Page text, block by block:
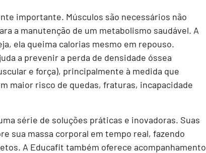
importante. Músculos são necessários não
a manutenção de um metabolismo saudável. A
ela queima calorias mesmo em repouso.
a prevenir a perda de densidade óssea
e força), principalmente à medida que
maior risco de quedas, fraturas, incapacidade
série de soluções práticas e inovadoras. Suas
sua massa corporal em tempo real, fazendo
A Educafit também oferece acompanhamento